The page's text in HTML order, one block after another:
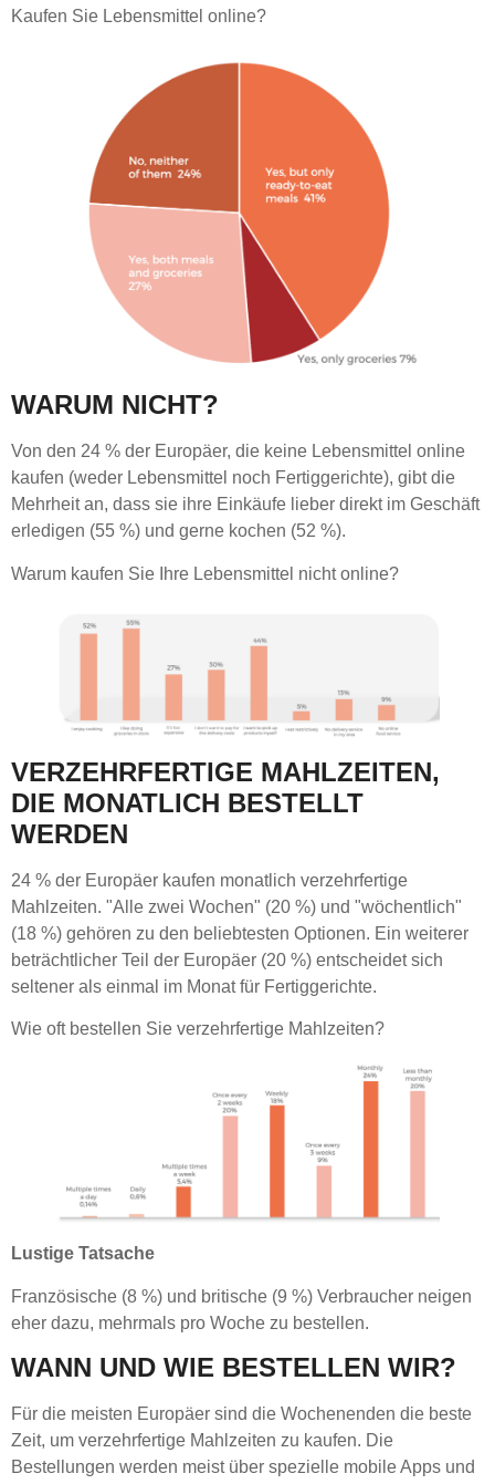
Kaufen Sie Lebensmittel online?
WARUM NICHT?
Von den 24 % der Europäer, die keine Lebensmittel online
kaufen (weder Lebensmittel noch Fertiggerichte), gibt die
Mehrheit an, dass sie ihre Einkäufe lieber direkt im Geschäft
erledigen (55 %) und gerne kochen (52 %).
Warum kaufen Sie Ihre Lebensmittel nicht online?
VERZEHRFERTIGE MAHLZEITEN,
DIE MONATLICH BESTELLT
WERDEN
24 % der Europäer kaufen monatlich verzehrfertige
Mahlzeiten. "Alle zwei Wochen" (20 %) und "wöchentlich"
(18 %) gehören zu den beliebtesten Optionen. Ein weiterer
beträchtlicher Teil der Europäer (20 %) entscheidet sich
seltener als einmal im Monat für Fertiggerichte.
Wie oft bestellen Sie verzehrfertige Mahlzeiten?
Lustige Tatsache
Französische (8 %) und britische (9 %) Verbraucher neigen
eher dazu, mehrmals pro Woche zu bestellen.
WANN UND WIE BESTELLEN WIR?
Für die meisten Europäer sind die Wochenenden die beste
Zeit, um verzehrfertige Mahlzeiten zu kaufen. Die
Bestellungen werden meist über spezielle mobile Apps und